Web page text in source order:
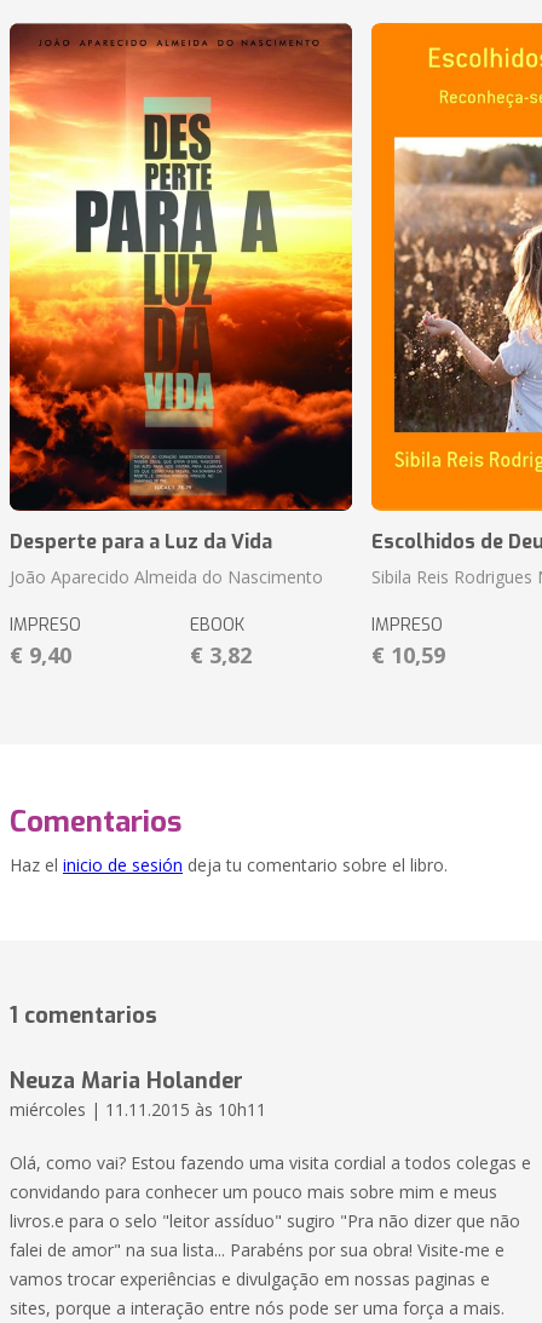
Desperte para a Luz da Vida
João Aparecido Almeida do Nascimento
IMPRESO
€ 9,40
EBOOK
€ 3,82
Escolhidos de
Sibila Reis
IMPRESO
€ 10,59
Comentarios
Haz el inicio de sesión deja tu comentario sobre el libro.
1 comentarios
Neuza Maria Holander
miércoles | 11.11.2015 às 10h11
Olá, como vai? Estou fazendo uma visita cordial a todos colegas e
convidando para conhecer um pouco mais sobre mim e meus
livros.e para o selo "leitor assíduo" sugiro "Pra não dizer que não
falei de amor" na sua lista... Parabéns por sua obra! Visite-me e
vamos trocar experiências e divulgação em nossas paginas e
sites, porque a interação entre nós pode ser uma força a mais.